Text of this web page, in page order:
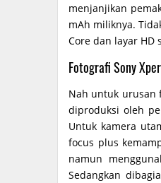
menjanjikan
mAh miliknya.
Core dan layar HD
Fotografi Sony
Nah untuk urusan
diproduksi oleh
Untuk kamera
focus plus
namun
Sedangkan